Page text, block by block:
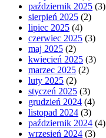
październik 2025 (3)
sierpień 2025 (2)
lipiec 2025 (4)
czerwiec 2025 (3)
maj 2025 (2)
kwiecień 2025 (3)
marzec 2025 (2)
luty 2025 (2)
styczeń 2025 (3)
grudzień 2024 (4)
listopad 2024 (3)
październik 2024 (4)
wrzesień 2024 (3)